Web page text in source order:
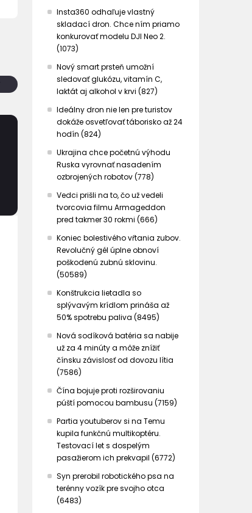
Insta360 odhaľuje vlastný
skladací dron. Chce ním priamo
konkurovať modelu DJI Neo 2.
(1073)
Nový smart prsteň umožní
sledovať glukózu, vitamín C,
laktát aj alkohol v krvi (827)
Ideálny dron nie len pre turistov
dokáže osvetľovať táborisko až 24
hodín (824)
Ukrajina chce početnú výhodu
Ruska vyrovnať nasadením
ozbrojených robotov (778)
Vedci prišli na to, čo už vedeli
tvorcovia filmu Armageddon
pred takmer 30 rokmi (666)
Koniec bolestivého vŕtania zubov.
Revolučný gél úplne obnoví
poškodenú zubnú sklovinu.
(50589)
Konštrukcia lietadla so
splývavým krídlom prináša až
50% spotrebu paliva (8495)
Nová sodíková batéria sa nabije
už za 4 minúty a môže znížiť
čínsku závislosť od dovozu lítia
(7586)
Čína bojuje proti rozširovaniu
púští pomocou bambusu (7159)
Partia youtuberov si na Temu
kupila funkčnú multikoptéru.
Testovací let s dospelým
pasažierom ich prekvapil (6772)
Syn prerobil robotického psa na
terénny vozík pre svojho otca
(6483)